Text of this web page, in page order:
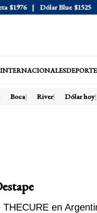
$1976 Dólar Blue $1525
INTERNACIONALES
Boca River Dólar hoy
en